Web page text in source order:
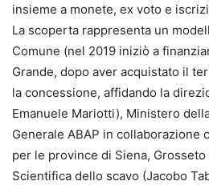
insieme a monete, ex voto e
La scoperta rappresenta un
Comune (nel 2019 iniziò a
Grande, dopo aver acquistato il
la concessione, affidando la
Emanuele Mariotti), Ministero
Generale ABAP in collaborazione
per le province di Siena,
Scientifica dello scavo (Jacobo